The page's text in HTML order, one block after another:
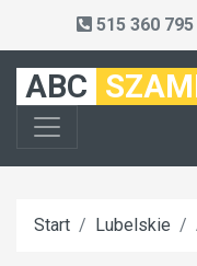
515 360 795
ABC
Start Lubelskie